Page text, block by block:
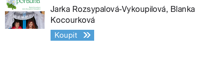
Jarka Rozsypalová-Vykoupilová, Blanka
Kocourková
Koupit